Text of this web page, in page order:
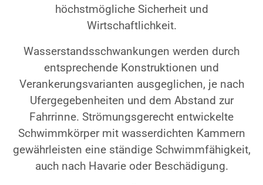
höchstmögliche Sicherheit und
Wirtschaftlichkeit.
Wasserstandsschwankungen werden durch
entsprechende Konstruktionen und
Verankerungsvarianten ausgeglichen, je nach
Ufergegebenheiten und dem Abstand zur
Fahrrinne. Strömungsgerecht entwickelte
Schwimmkörper mit wasserdichten Kammern
gewährleisten eine ständige Schwimmfähigkeit,
auch nach Havarie oder Beschädigung.